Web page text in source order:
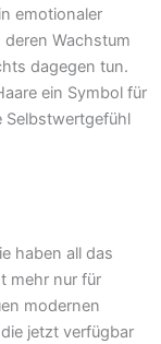
emotionaler
Wachstum
dagegen tun.
ein Symbol für
Selbstwertgefühl
haben all das
mehr nur für
modernen
jetzt verfügbar